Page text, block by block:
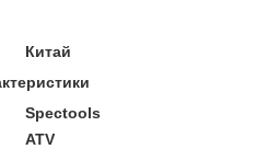
Китай
Spectools
ATV